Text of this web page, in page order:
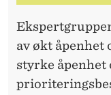
av økt åpenhet
styrke